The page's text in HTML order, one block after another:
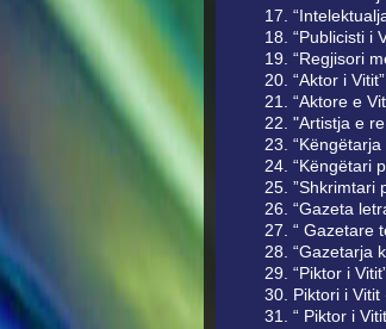
17.
18. “Publicisti i
19. “Regjisori
20. “Aktor i
21. “Aktore e
22. "Artistja e
23.
24. “Këngëtari
25. ”Shkrimtari
26. “Gazeta
27. “ Gazetare
28. “Gazetarja
29. “Piktor i
30. Piktori i Vitit
31. “ Piktor i